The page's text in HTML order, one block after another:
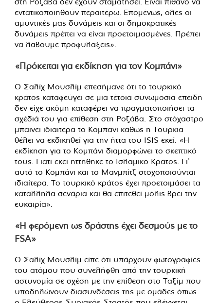
εντατικοποιηθούν περαιτέρω. Επομένως, όλες οι
αμυντικές μας δυνάμεις και οι δημοκρατικές
δυνάμεις πρέπει να είναι προετοιμασμένες. Πρέπει
να λάβουμε προφυλάξεις».
«Πρόκειται για εκδίκηση για τον Κομπάνι»
Ο Σαλίχ Μουσλίμ επεσήμανε ότι το τουρκικό
κράτος καταφεύγει σε μια τέτοια συνωμοσία επειδή
δεν είχε ακόμη καταφέρει να πραγματοποιήσει τα
σχέδιά του για επίθεση στη Ροζάβα. Στο στόχαστρο
μπαίνει ιδιαίτερα το Κομπάνι καθώς η Τουρκία
θέλει να εκδικηθεί για την ήττα του ISIS εκεί. «Η
εκδίκηση για το Κομπάνι διαμορφώνει το σκεπτικό
τους. Γιατί εκεί ηττήθηκε το Ισλαμικό Κράτος. Γι'
αυτό το Κομπάνι και το Μανμπίτζ στοχοποιούνται
ιδιαίτερα. Το τουρκικό κράτος έχει προετοιμάσει τα
κατάλληλα σενάρια και θα επιτεθεί μόλις βρει την
ευκαιρία».
«Η φερόμενη ως δράστης έχει δεσμούς με το
FSA»
Ο Σαλίχ Μουσλίμ είπε ότι υπάρχουν φωτογραφίες
του ατόμου που συνελήφθη από την τουρκική
αστυνομία σε σχέση με την επίθεση στο Ταξίμ που
υποδηλώνουν διασυνδέσεις της με ομάδες όπως